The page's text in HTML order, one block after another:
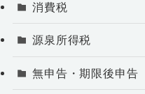
消費税
源泉所得税
無申告・期限後申告